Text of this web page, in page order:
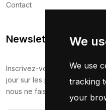
We
We use
tracking
your
Contact
Newsletter
Inscrivez-vous maintenant
jour sur les promotions et les
nous ne faisons pas de spam !